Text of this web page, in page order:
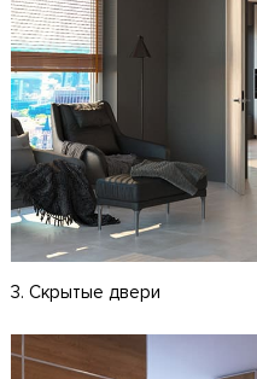
3. Скрытые двери